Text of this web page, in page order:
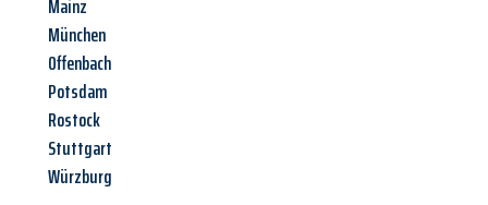
Mainz
München
Offenbach
Potsdam
Rostock
Stuttgart
Würzburg